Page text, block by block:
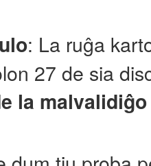
: La ruĝa
27 de sia
la malvalidiĝo